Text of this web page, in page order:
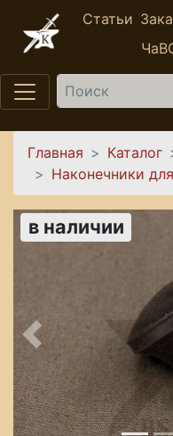
Перейти к основному
Статьи
Найти
Вы здесь
Главная Каталог
Наконечники
в наличии
Предыдущее